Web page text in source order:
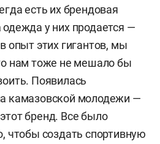
есть их брендовая
у них продается —
опыт этих гигантов, мы
нам тоже не мешало бы
Появилась
камазовской молодежи —
бренд. Все было
чтобы создать спортивную